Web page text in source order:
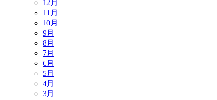
12月
11月
10月
9月
8月
7月
6月
5月
4月
3月